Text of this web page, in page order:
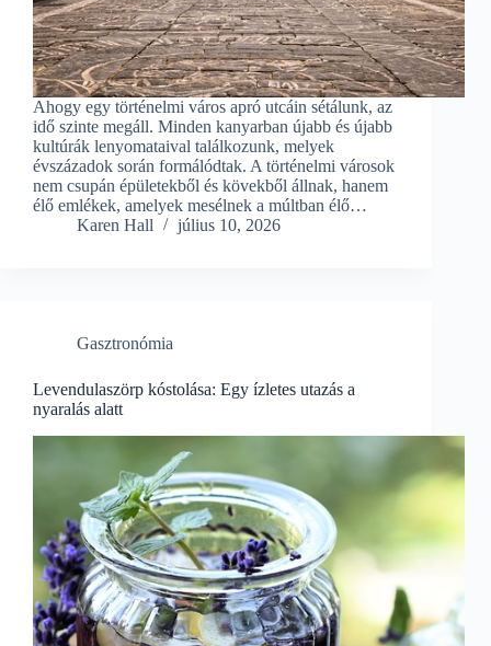
Ahogy egy történelmi város apró utcáin sétálunk, az
idő szinte megáll. Minden kanyarban újabb és újabb
kultúrák lenyomataival találkozunk, melyek
évszázadok során formálódtak. A történelmi városok
nem csupán épületekből és kövekből állnak, hanem
élő emlékek, amelyek mesélnek a múltban élő…
Karen Hall
július 10, 2026
Gasztronómia
Levendulaszörp kóstolása: Egy ízletes utazás a
nyaralás alatt